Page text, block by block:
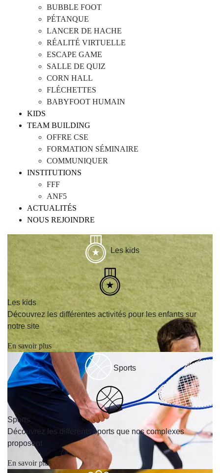
BUBBLE FOOT
PÉTANQUE
LANCER DE HACHE
RÉALITÉ VIRTUELLE
ESCAPE GAME
SALLE DE QUIZ
CORN HALL
FLÉCHETTES
BABYFOOT HUMAIN
KIDS
TEAM BUILDING
OFFRE CSE
FORMATION SÉMINAIRE
COMMUNIQUER
INSTITUTIONS
FFF
ANF5
ACTUALITÉS
NOUS REJOINDRE
Les kids
Les kids
Découvrez les différentes activités pour les enfants sur
notre site
En savoir plus
Sports
Sports
Découvrez les différents sports que nos complexes
proposent
En savoir plus